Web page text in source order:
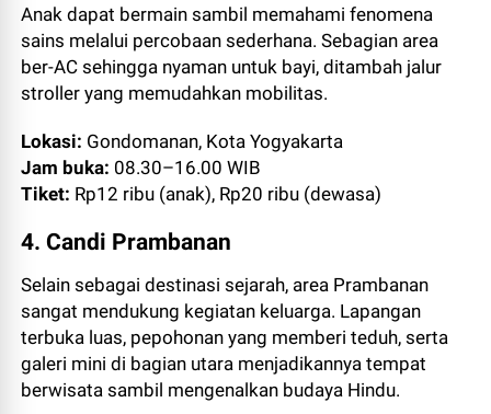
Anak dapat bermain sambil memahami fenomena
sains melalui percobaan sederhana. Sebagian area
ber-AC sehingga nyaman untuk bayi, ditambah jalur
stroller yang memudahkan mobilitas.
Lokasi: Gondomanan, Kota Yogyakarta
Jam buka: 08.30–16.00 WIB
Tiket: Rp12 ribu (anak), Rp20 ribu (dewasa)
4. Candi Prambanan
Selain sebagai destinasi sejarah, area Prambanan
sangat mendukung kegiatan keluarga. Lapangan
terbuka luas, pepohonan yang memberi teduh, serta
galeri mini di bagian utara menjadikannya tempat
berwisata sambil mengenalkan budaya Hindu.